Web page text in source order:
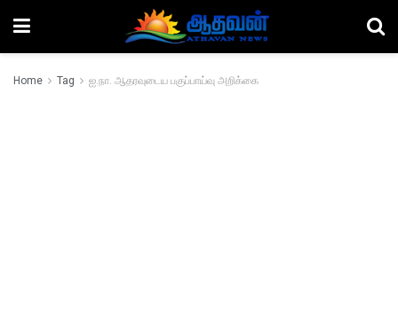
Home Tag ஐ.நா. ஆதரவுடைய பகுப்பாய்வு அறிக்கை